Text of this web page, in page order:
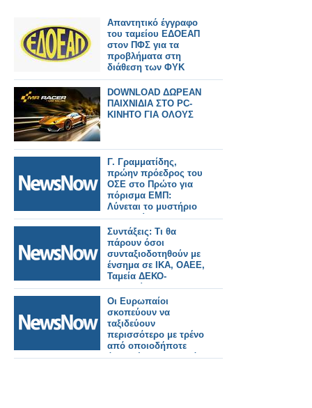
Απαντητικό έγγραφο
του ταμείου ΕΔΟΕΑΠ
στον ΠΦΣ για τα
προβλήματα στη
διάθεση των ΦΥΚ
DOWNLOAD ΔΩΡΕΑΝ
ΠΑΙΧΝΙΔΙΑ ΣΤΟ PC-
ΚΙΝΗΤΟ ΓΙΑ ΟΛΟΥΣ
Γ. Γραμματίδης,
πρώην πρόεδρος του
ΟΣΕ στο Πρώτο για
πόρισμα ΕΜΠ:
Λύνεται το μυστήριο
οριστικώς και δεν
δικαιώνονται οι
σειρήνες
Συντάξεις: Τι θα
πάρουν όσοι
συνταξιοδοτηθούν με
ένσημα σε ΙΚΑ, ΟΑΕΕ,
Ταμεία ΔΕΚΟ-
τραπεζών, ΕΤΑΑ
[πίνακες]
Οι Ευρωπαίοι
σκοπεύουν να
ταξιδεύουν
περισσότερο με τρένο
από οποιοδήποτε
άλλο μέσο μεταφοράς